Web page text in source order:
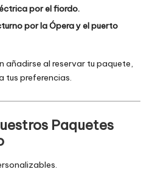
por el fiordo.
por la Ópera y el puerto
añadirse al reservar tu paquete,
preferencias.
Paquetes